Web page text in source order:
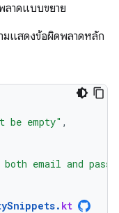
ลาดแบบขยาย
มแสดงข้อผิดพลาดหลัก
be empty" ,
both email and
. kt